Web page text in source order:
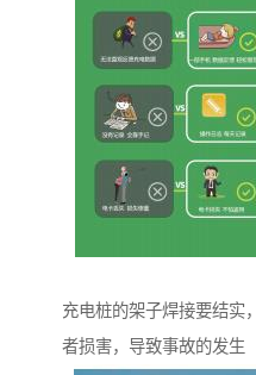
充电桩的架子焊接要结实
者损害，导致事故的发生